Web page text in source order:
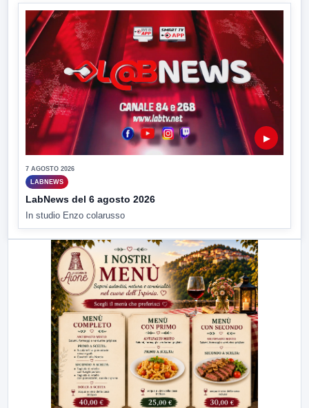
▶
7 AGOSTO 2026
LABNEWS
LabNews del 6 agosto 2026
In studio Enzo colarusso